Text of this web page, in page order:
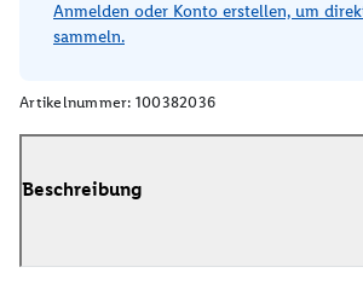
Anmelden oder Konto erstellen, um
sammeln.
Artikelnummer: 100382036
Beschreibung